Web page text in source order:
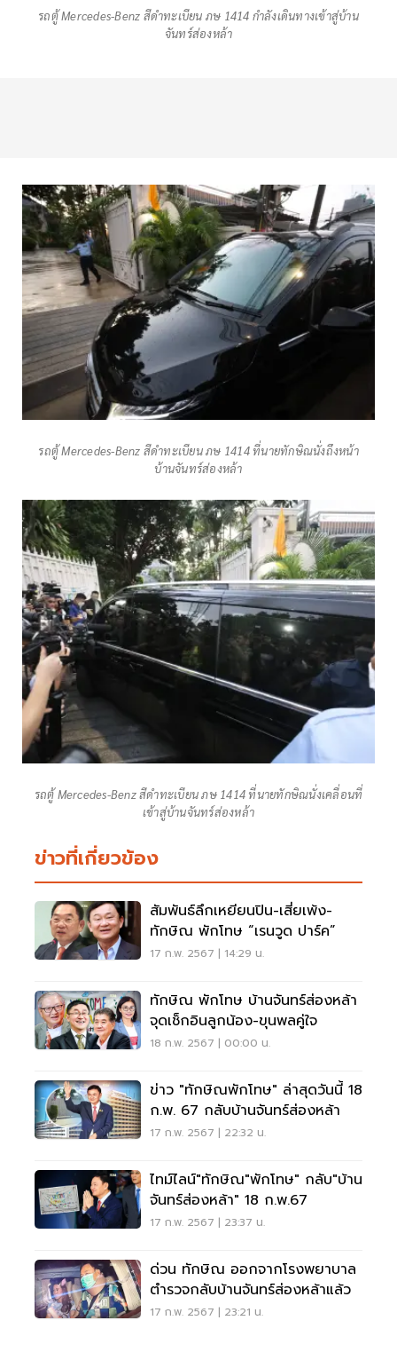
รถตู้ Mercedes-Benz สีดำทะเบียน ภษ 1414 กำลังเดินทางเข้าสู่บ้าน
จันทร์ส่องหล้า
รถตู้ Mercedes-Benz สีดำทะเบียน ภษ 1414 ที่นายทักษิณนั่งถึงหน้า
บ้านจันทร์ส่องหล้า
รถตู้ Mercedes-Benz สีดำทะเบียน ภษ 1414 ที่นายทักษิณนั่งเคลื่อนที่
เข้าสู่บ้านจันทร์ส่องหล้า
ข่าวที่เกี่ยวข้อง
สัมพันธ์ลึกเหยียนปิน-เสี่ยเพ้ง-
ทักษิณ พักโทษ “เรนวูด ปาร์ค”
17 ก.พ. 2567 | 14:29 น.
ทักษิณ พักโทษ บ้านจันทร์ส่องหล้า
จุดเช็กอินลูกน้อง-ขุนพลคู่ใจ
18 ก.พ. 2567 | 00:00 น.
ข่าว "ทักษิณพักโทษ" ล่าสุดวันนี้ 18
ก.พ. 67 กลับบ้านจันทร์ส่องหล้า
17 ก.พ. 2567 | 22:32 น.
ไทม์ไลน์"ทักษิณ"พักโทษ" กลับ"บ้าน
จันทร์ส่องหล้า" 18 ก.พ.67
17 ก.พ. 2567 | 23:37 น.
ด่วน ทักษิณ ออกจากโรงพยาบาล
ตำรวจกลับบ้านจันทร์ส่องหล้าแล้ว
17 ก.พ. 2567 | 23:21 น.